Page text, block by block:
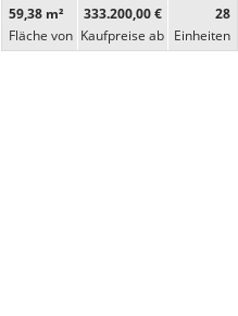
59,38 m²
Fläche von
333.200,00 €
Kaufpreise ab
28
Ein­heiten